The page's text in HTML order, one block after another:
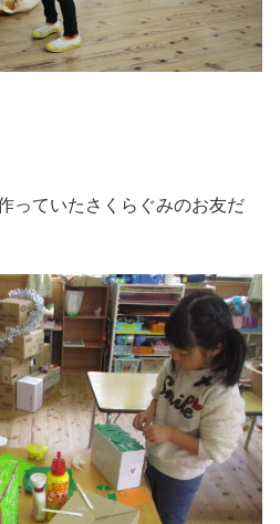
っていたさくらぐみのお友だ